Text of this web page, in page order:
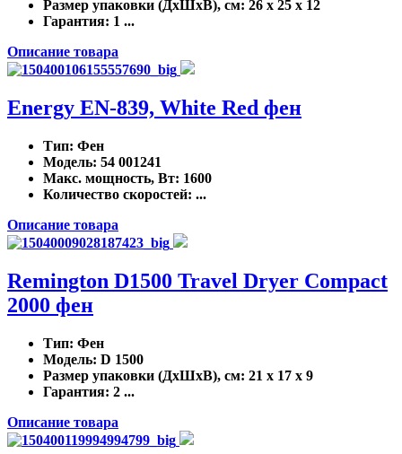
Размер упаковки (ДхШхВ), см: 26 x 25 x 12
Гарантия: 1 ...
Описание товара
Energy EN-839, White Red фен
Тип: Фен
Модель: 54 001241
Макс. мощность, Вт: 1600
Количество скоростей: ...
Описание товара
Remington D1500 Travel Dryer Compact
2000 фен
Тип: Фен
Модель: D 1500
Размер упаковки (ДхШхВ), см: 21 x 17 x 9
Гарантия: 2 ...
Описание товара